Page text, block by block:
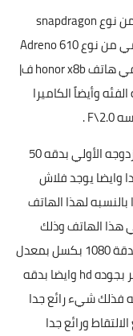
يأتي هذا الهاتف بمعالج من شركه كوالكم من نوع snapdragon
680 وذلك بتكنولوجيا 6 نانو مع معالج رسومي من نوع Adreno 610
فأن هذا المعالج هة نفس المعالج الموجود في هاتف honor x8b ف|
وأيضاً الكاميرا
الكاميرا لخلفيه رائعه جداً وتكون الكاميرا مزدوجه الأولي بدقه 50
وايضا يوجد فلاش
لهذا الهاتف
هذا الهاتف وذلك
بمعدل التقاط 30 اطار وتكون بجوده FHD وبدقة 1080 بكسل بمعدل
اطار في الثانيه الواحده كما انه يدعم التصوير بجوده hd وايضا بدقه
اطار في الثانيه فذلك شيء رائع جدا
ورائع جدا